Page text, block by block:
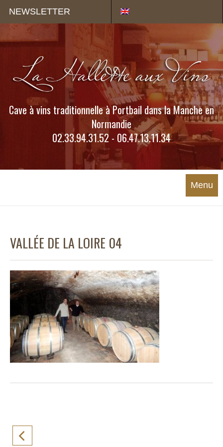
NEWSLETTER
Cave à vins traditionnelle à Portbail dans la Manche en
Normandie
02.33.94.31.52 - 06.47.13.11.34
Menu
VALLÉE DE LA LOIRE 04
Panneau de gestion des cookies